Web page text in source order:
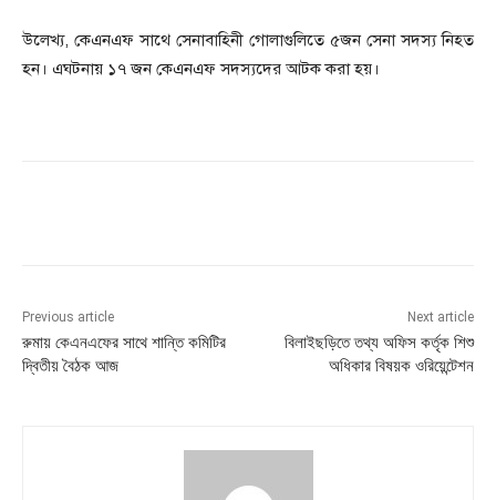
উলেখ্য, কেএনএফ সাথে সেনাবাহিনী গোলাগুলিতে ৫জন সেনা সদস্য নিহত
হন। এঘটনায় ১৭ জন কেএনএফ সদস্যদের আটক করা হয়।
Previous article
রুমায় কেএনএফের সাথে শান্তি কমিটির
দ্বিতীয় বৈঠক আজ
Next article
বিলাইছড়িতে তথ্য অফিস কর্তৃক শিশু
অধিকার বিষয়ক ওরিয়েন্টেশন